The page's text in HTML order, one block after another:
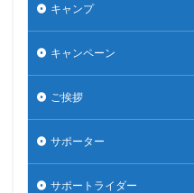
キャンプ
キャンペーン
ご挨拶
サポーター
サポートライダー